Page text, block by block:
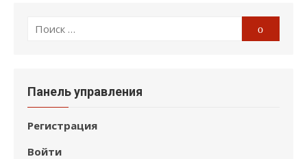
Поиск
Поиск
Панель управления
Регистрация
Войти